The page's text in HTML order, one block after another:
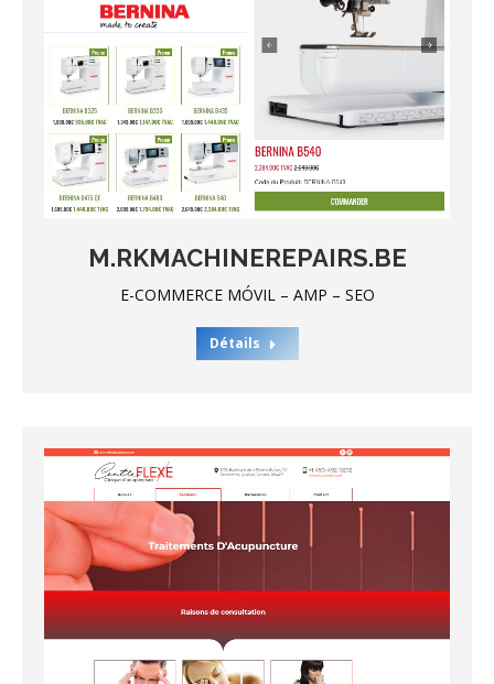
M.RKMACHINEREPAIRS.BE
E-COMMERCE MÓVIL – AMP – SEO
Détails